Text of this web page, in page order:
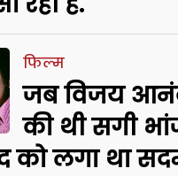
फिल्म
जब विजय
की थी सगी
को लगा था